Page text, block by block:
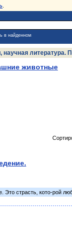
в найденном
научная
животные
Это страсть, кото-рой